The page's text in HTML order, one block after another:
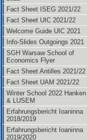
Fact Sheet ISEG 2021/22
Fact Sheet UIC 2021/22
Welcome Guide UIC 2021
Info-Slides Outgoings 2021
SGH Warsaw School of
Economics Flyer
Fact Sheet Antilles 2021/22
Fact Sheet UAM 2021/22
Winter School 2022 Hanken
& LUSEM
Erfahrungsbericht Ioaninna
2018/2019
Erfahrungsbericht Ioaninna
2019/2020